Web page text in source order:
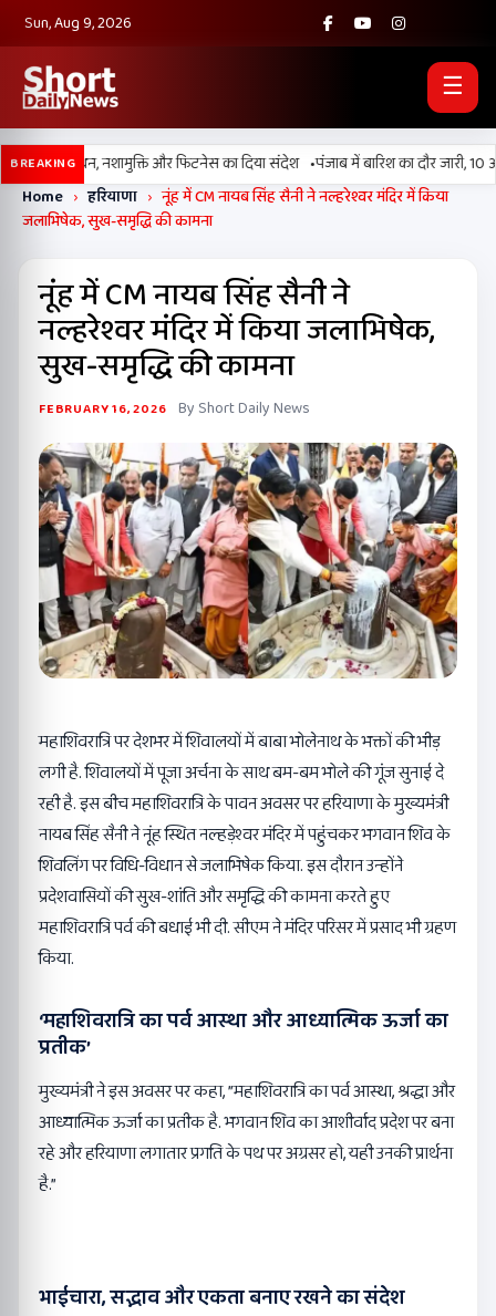
Sun, Aug 9, 2026
☰
BREAKINGमैराथन, नशामुक्ति और फिटनेस का दिया संदेश •पंजाब में बारिश का दौर जारी, 10
Home › हरियाणा › नूंह में CM नायब सिंह सैनी ने नल्हरेश्वर मंदिर में किया
जलाभिषेक, सुख-समृद्धि की कामना
नूंह में CM नायब सिंह सैनी ने
नल्हरेश्वर मंदिर में किया जलाभिषेक,
सुख-समृद्धि की कामना
FEBRUARY 16, 2026 By Short Daily News
महाशिवरात्रि पर देशभर में शिवालयों में बाबा भोलेनाथ के भक्तों की भीड़
लगी है. शिवालयों में पूजा अर्चना के साथ बम-बम भोले की गूंज सुनाई दे
रही है. इस बीच महाशिवरात्रि के पावन अवसर पर हरियाणा के मुख्यमंत्री
नायब सिंह सैनी ने नूंह स्थित नल्हड़ेश्वर मंदिर में पहुंचकर भगवान शिव के
शिवलिंग पर विधि-विधान से जलाभिषेक किया. इस दौरान उन्होंने
प्रदेशवासियों की सुख-शांति और समृद्धि की कामना करते हुए
महाशिवरात्रि पर्व की बधाई भी दी. सीएम ने मंदिर परिसर में प्रसाद भी ग्रहण
किया.
‘महाशिवरात्रि का पर्व आस्था और आध्यात्मिक ऊर्जा का
प्रतीक’
मुख्यमंत्री ने इस अवसर पर कहा, ”महाशिवरात्रि का पर्व आस्था, श्रद्धा और
आध्यात्मिक ऊर्जा का प्रतीक है. भगवान शिव का आशीर्वाद प्रदेश पर बना
रहे और हरियाणा लगातार प्रगति के पथ पर अग्रसर हो, यही उनकी प्रार्थना
है.”
भाईचारा, सद्भाव और एकता बनाए रखने का संदेश